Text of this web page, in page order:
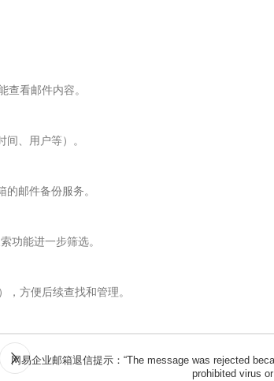
查看邮件内容。
间、用户等）。
邮件备份服务。
功能进一步筛选。
，方便后续查找和管理。
网易企业邮箱退信提示：“The message was rejected
prohibited virus